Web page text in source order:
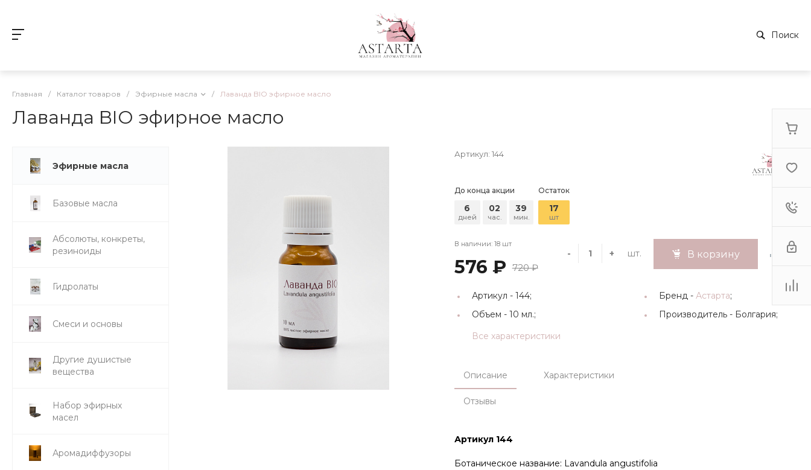
Поиск
Главная / Каталог товаров / Эфирные масла / Лаванда BIO эфирное масло
Лаванда BIO эфирное масло
Эфирные масла
Базовые масла
Абсолюты, конкреты,
резиноиды
Гидролаты
Смеси и основы
Другие душистые
вещества
Набор эфирных
масел
Аромадиффузоры
Артикул: 144
До конца акции
6
дней
02
час.
39
мин.
Остаток
17
шт
В наличии: 18 шт
576 ₽ 720 ₽
- + шт. В корзину
Артикул - 144; Бренд -Астарта;
Объем - 10 мл.; Производитель - Болгария;
Все характеристики
Описание Характеристики
Отзывы
Артикул 144
Ботаническое название: Lavandula angustifolia